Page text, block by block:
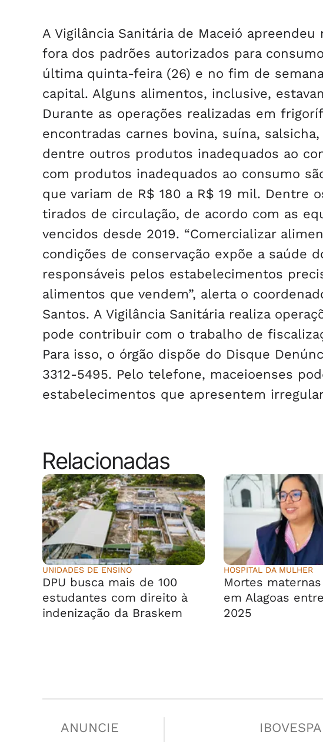
A Vigilância Sanitária de Maceió
fora dos padrões autorizados para
última quinta-feira (26) e no fim de
capital. Alguns alimentos, inclusive,
Durante as operações realizadas em
encontradas carnes bovina, suína,
dentre outros produtos inadequados ao
com produtos inadequados ao consumo
que variam de R$ 180 a R$ 19 mil. Dentre
tirados de circulação, de acordo com as
vencidos desde 2019. “Comercializar
condições de conservação expõe a saúde
responsáveis pelos estabelecimentos
alimentos que vendem”, alerta o
Santos. A Vigilância Sanitária realiza
pode contribuir com o trabalho de
Para isso, o órgão dispõe do Disque
3312-5495. Pelo telefone, maceioenses
estabelecimentos que apresentem
Relacionadas
UNIDADES DE ENSINO
DPU busca mais de 100
estudantes com direito à
indenização da Braskem
HOSPITAL DA MULHER
Mortes
em Alagoas
2025
ANUNCIE IBOVESPA